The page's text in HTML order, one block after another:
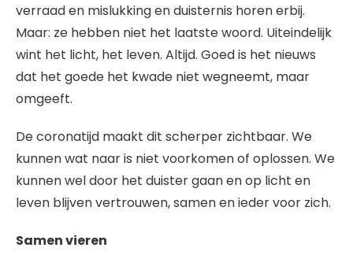
verraad en mislukking en duisternis horen erbij.
Maar: ze hebben niet het laatste woord. Uiteindelijk
wint het licht, het leven. Altijd. Goed is het nieuws
dat het goede het kwade niet wegneemt, maar
omgeeft.
De coronatijd maakt dit scherper zichtbaar. We
kunnen wat naar is niet voorkomen of oplossen. We
kunnen wel door het duister gaan en op licht en
leven blijven vertrouwen, samen en ieder voor zich.
Samen vieren